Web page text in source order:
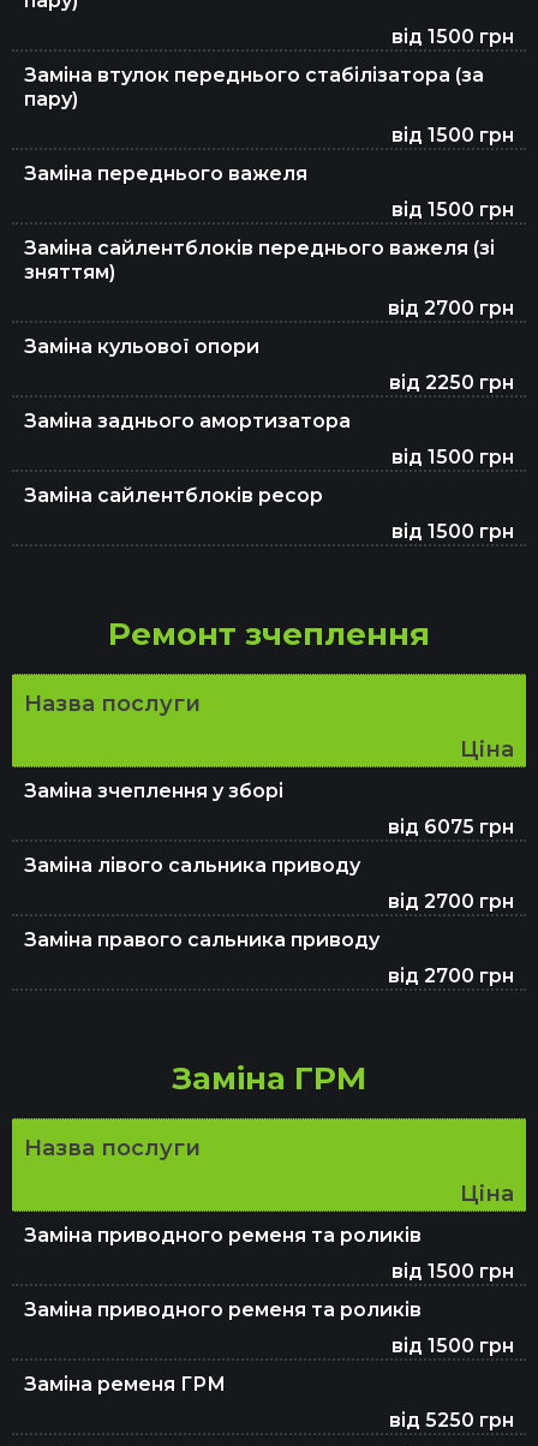
Заміна гальмівної рідини
Заміна свічок запалювання
Регулювання клапанів
Заміна ламп авто
Заміна гальмівного шланга
Заміна рідини ГУР
Ремонт вихлопної системи та глушника
Заміна гальмівних колодок
від 1500 грн
Заміна втулок переднього стабілізатора (за
пару)
від 1500 грн
Заміна переднього важеля
від 1500 грн
Заміна сайлентблоків переднього важеля (зі
зняттям)
від 2700 грн
Заміна кульової опори
від 2250 грн
Заміна заднього амортизатора
від 1500 грн
Заміна сайлентблоків ресор
від 1500 грн
Ремонт зчеплення
Назва послуги
Ціна
Заміна зчеплення у зборі
від 6075 грн
Заміна лівого сальника приводу
від 2700 грн
Заміна правого сальника приводу
від 2700 грн
Заміна ГРМ
Назва послуги
Ціна
Заміна приводного ременя та роликів
від 1500 грн
Заміна приводного ременя та роликів
від 1500 грн
Заміна ременя ГРМ
від 5250 грн